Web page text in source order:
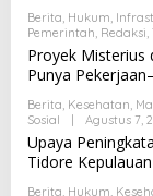
Berita, Hukum,
Pemerintah, Redaksi,
Proyek Misterius
Punya
Berita, Kesehatan,
Sosial
Agustus 7,
Upaya
Tidore
Berita, Hukum,